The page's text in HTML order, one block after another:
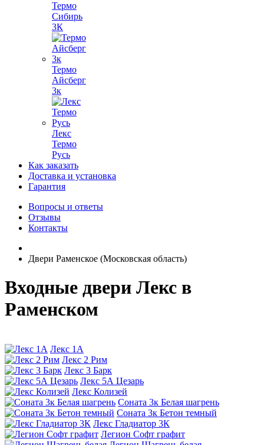
Термо
Сибирь
3К
Термо
Айсберг
3к
Лекс
Термо
Русь
Как заказать
Доставка и установка
Гарантия
Вопросы и ответы
Отзывы
Контакты
Двери Раменское (Московская область)
Входные двери Лекс в
Раменском
Лекс 1А
Лекс 2 Рим
Лекс 3 Барк
Лекс 5А Цезарь
Лекс Колизей
Соната 3к Белая шагрень
Соната 3к Бетон темный
Лекс Гладиатор 3К
Легион Софт графит